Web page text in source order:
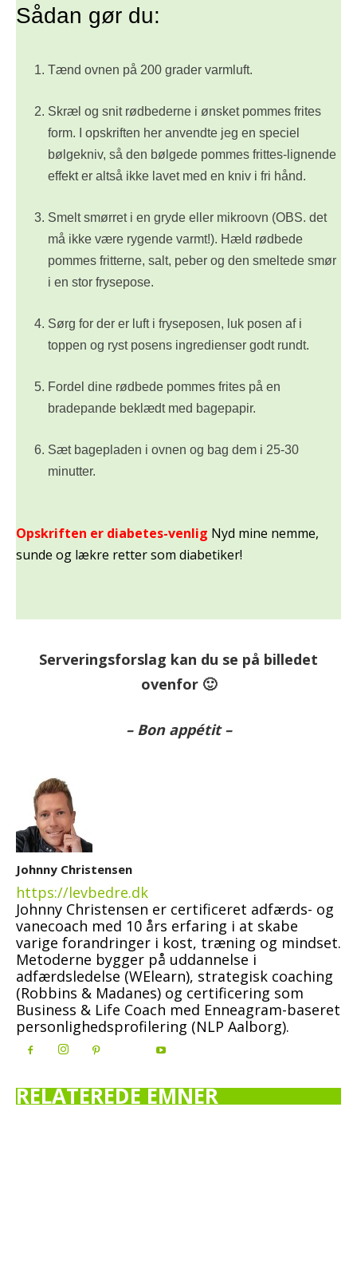
Sådan gør du:
Tænd ovnen på 200 grader varmluft.
Skræl og snit rødbederne i ønsket pommes frites
form. I opskriften her anvendte jeg en speciel
bølgekniv, så den bølgede pommes frittes-lignende
effekt er altså ikke lavet med en kniv i fri hånd.
Smelt smørret i en gryde eller mikroovn (OBS. det
må ikke være rygende varmt!). Hæld rødbede
pommes fritterne, salt, peber og den smeltede smør
i en stor frysepose.
Sørg for der er luft i fryseposen, luk posen af i
toppen og ryst posens ingredienser godt rundt.
Fordel dine rødbede pommes frites på en
bradepande beklædt med bagepapir.
Sæt bagepladen i ovnen og bag dem i 25-30
minutter.
Opskriften er diabetes-venlig Nyd mine nemme,
sunde og lækre retter som diabetiker!
Serveringsforslag kan du se på billedet
ovenfor 🙂
– Bon appétit –
Johnny Christensen
https://levbedre.dk
Johnny Christensen er certificeret adfærds- og
vanecoach med 10 års erfaring i at skabe
varige forandringer i kost, træning og mindset.
Metoderne bygger på uddannelse i
adfærdsledelse (WElearn), strategisk coaching
(Robbins & Madanes) og certificering som
Business & Life Coach med Enneagram-baseret
personlighedsprofilering (NLP Aalborg).
RELATEREDE EMNER